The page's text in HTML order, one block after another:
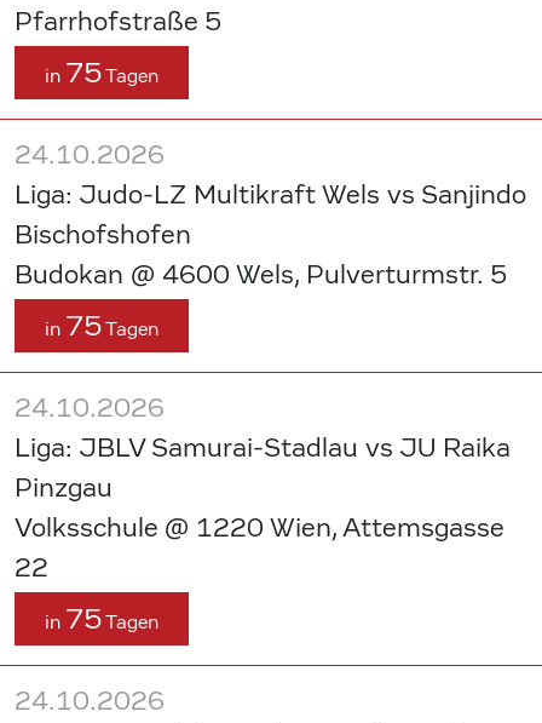
Pfarrhofstraße 5
in 75Tagen
24.10.2026
Liga: Judo-LZ Multikraft Wels vs Sanjindo
Bischofshofen
Budokan @ 4600 Wels, Pulverturmstr. 5
in 75Tagen
24.10.2026
Liga: JBLV Samurai-Stadlau vs JU Raika
Pinzgau
Volksschule @ 1220 Wien, Attemsgasse
22
in 75Tagen
24.10.2026